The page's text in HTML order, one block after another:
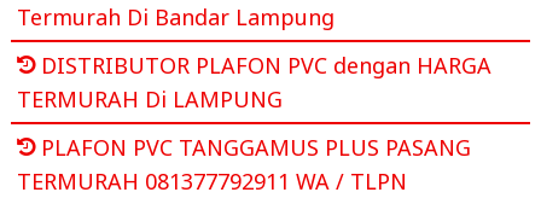
Termurah Di Bandar Lampung
DISTRIBUTOR PLAFON PVC dengan HARGA
TERMURAH Di LAMPUNG
PLAFON PVC TANGGAMUS PLUS PASANG
TERMURAH 081377792911 WA / TLPN